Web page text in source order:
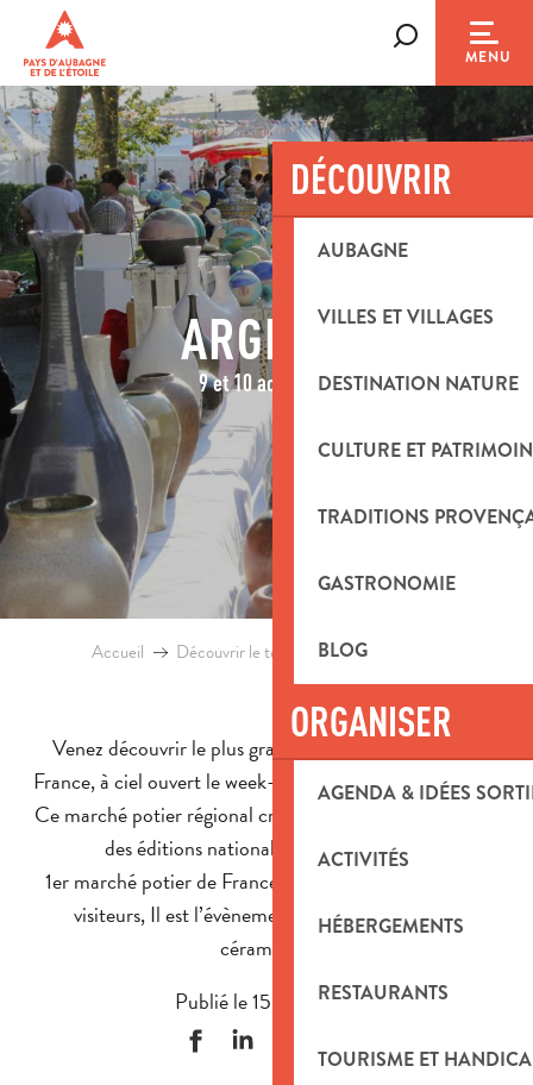
contenu
principal
MENU
DÉCOUVRIR
AUBAGNE
VILLES ET VILLAGES
DESTINATION NATURE
CULTURE ET
TRADITIONS
GASTRONOMIE
BLOG
ORGANISER
AGENDA & IDÉES
ACTIVITÉS
HÉBERGEMENTS
RESTAURANTS
TOURISME ET
ARGILLA
9 et 10 août 2025
Accueil Découvrir le territoire Blog
Venez découvrir le plus grand marché céramique de
France, à ciel ouvert le week-end du9 et 10 août 2025!
Ce marché potier régional créé en 1991 est devenu au fil
des éditions national puis international.
1er marché potier de France, 5e européen et 50 000
visiteurs, Il est l’évènement phare des arts de la
céramique.
Publié le 15 mai 2025